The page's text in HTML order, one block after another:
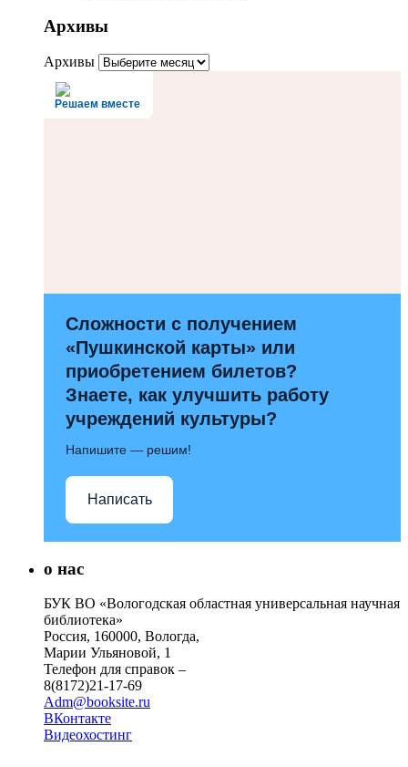
Архивы
Архивы
Решаем вместе
Сложности с получением
«Пушкинской карты» или
приобретением билетов?
Знаете, как улучшить работу
учреждений культуры?
Напишите — решим!
Написать
о нас
БУК ВО «Вологодская областная универсальная научная
библиотека»
Россия, 160000, Вологда,
Марии Ульяновой, 1
Телефон для справок –
8(8172)21-17-69
Adm@booksite.ru
ВКонтакте
Видеохостинг